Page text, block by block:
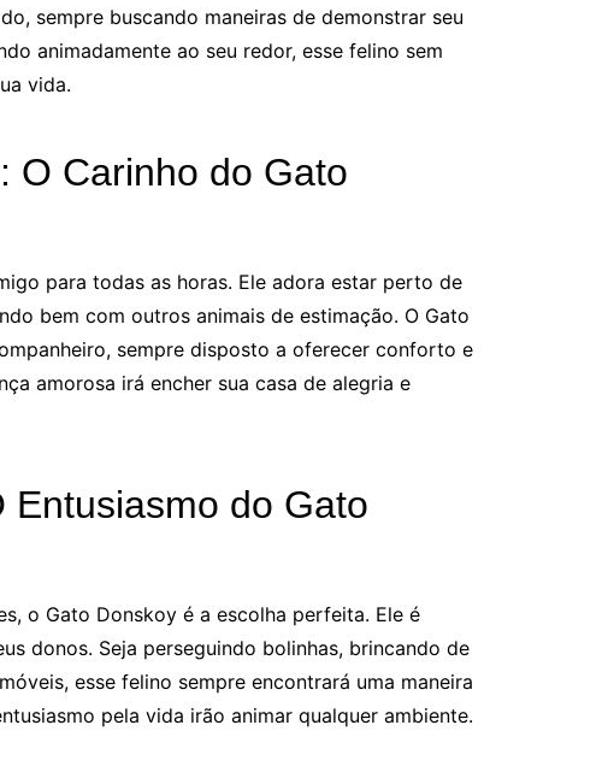
sempre buscando maneiras de demonstrar seu
animadamente ao seu redor, esse felino sem
vida.
O Carinho do Gato
para todas as horas. Ele adora estar perto de
bem com outros animais de estimação. O Gato
sempre disposto a oferecer conforto e
amorosa irá encher sua casa de alegria e
do Gato
o Gato Donskoy é a escolha perfeita. Ele é
donos. Seja perseguindo bolinhas, brincando de
esse felino sempre encontrará uma maneira
pela vida irão animar qualquer ambiente.